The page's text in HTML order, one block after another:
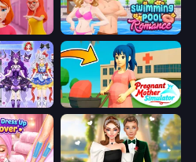
Swimming Pool Romance
Idol Livestream: Fashion Game Pregnant Mother Simulator